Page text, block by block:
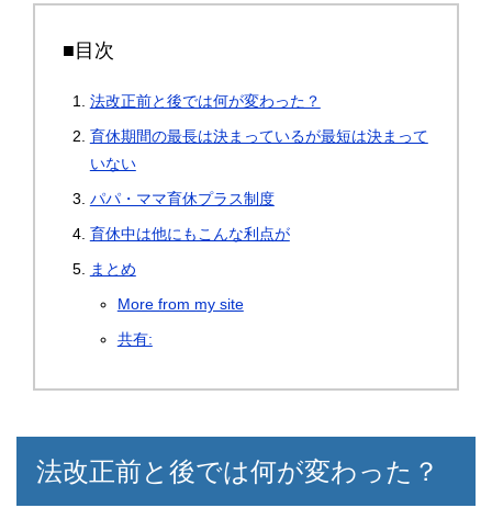
■目次
法改正前と後では何が変わった？
育休期間の最長は決まっているが最短は決まって
いない
パパ・ママ育休プラス制度
育休中は他にもこんな利点が
まとめ
More from my site
共有:
法改正前と後では何が変わった？